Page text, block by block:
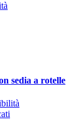
sedia a rotelle